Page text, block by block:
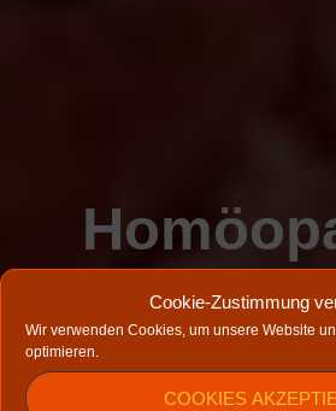
Cookie-Zustimmung
Wir verwenden Cookies, um unsere Website
optimieren.
COOKIES